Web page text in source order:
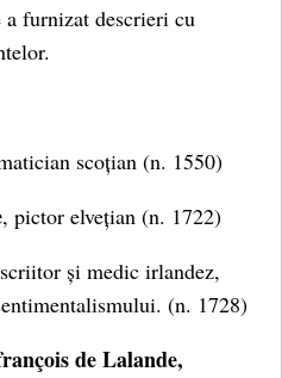
furnizat descrieri cu
scoțian (n. 1550)
, pictor elvețian (n. 1722)
și medic irlandez,
(n. 1728)
de Lalande,